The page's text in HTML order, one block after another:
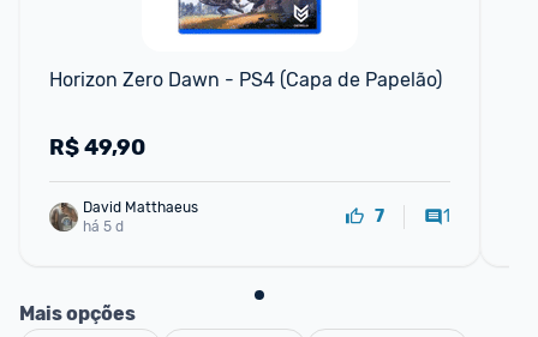
Horizon Zero Dawn - PS4 (Capa de Papelão)
R$49,90
há 5 d
7 1
Mais opções